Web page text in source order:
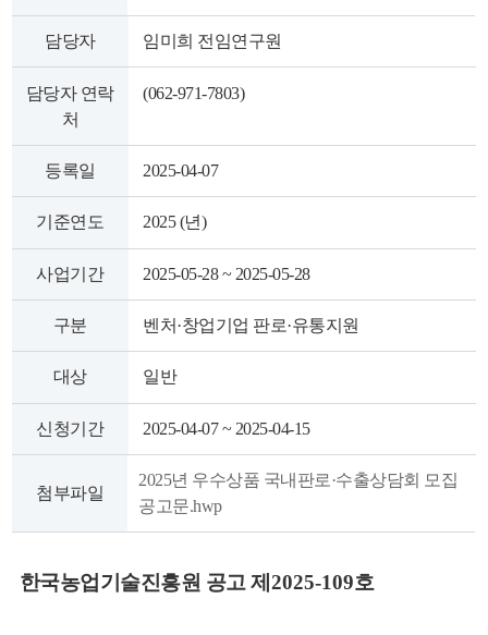
담당자 임미희 전임연구원
담당자 연락
처
(062-971-7803)
등록일 2025-04-07
기준연도 2025 (년)
사업기간 2025-05-28 ~ 2025-05-28
구분 벤처·창업기업 판로·유통지원
대상 일반
신청기간 2025-04-07 ~ 2025-04-15
첨부파일
2025년 우수상품 국내판로·수출상담회 모집
공고문.hwp
한국농업기술진흥원 공고 제 2025-109호